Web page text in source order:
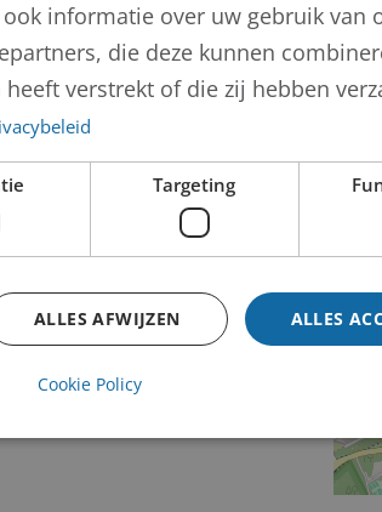
+
informatie over uw gebruik van
die deze kunnen
verstrekt of die zij hebben
Targeting
ALLES
ALLES AFWIJZEN
Cookie Policy